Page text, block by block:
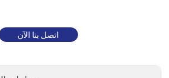
اتصل بنا الآن